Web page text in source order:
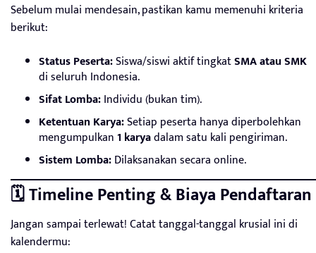
Sebelum mulai mendesain, pastikan kamu memenuhi kriteria
berikut:
Status Peserta:Siswa/siswi aktif tingkatSMA atau SMK
di seluruh Indonesia.
Sifat Lomba:Individu (bukan tim).
Ketentuan Karya:Setiap peserta hanya diperbolehkan
mengumpulkan1 karyadalam satu kali pengiriman.
Sistem Lomba:Dilaksanakan secara online.
🗓️ Timeline Penting & Biaya Pendaftaran
Jangan sampai terlewat! Catat tanggal-tanggal krusial ini di
kalendermu: